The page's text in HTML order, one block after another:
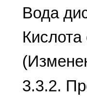
Вода
3.3.2.